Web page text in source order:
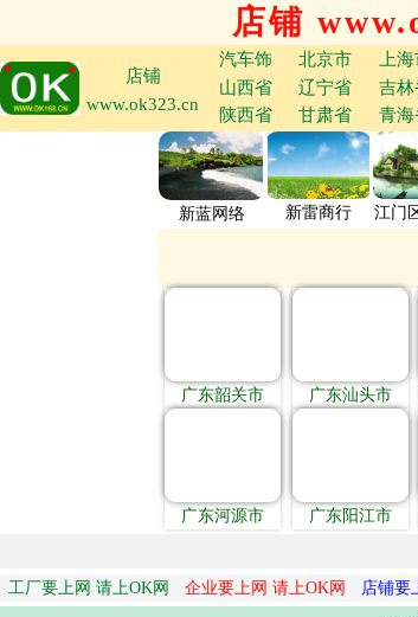
店铺
店铺
www.ok323.cn
汽车饰 北京市 上海
山西省
辽宁省 吉林
陕西省
甘肃省 青海
新蓝网络 新雷商行 江门
广东韶关市 广东汕头市
广东河源市 广东阳江市
工厂要上网 请上OK网
企业要上网 请上OK网 店铺要